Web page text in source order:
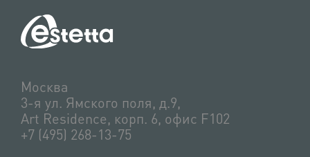
Москва
3-я ул. Ямского поля, д.9,
Art Residence, корп. 6, офис F102
+7 (495) 268-13-75